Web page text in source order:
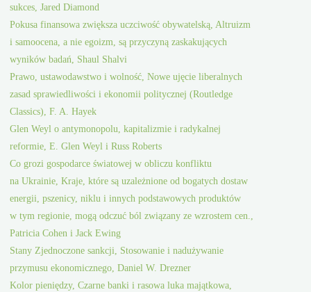
sukces, Jared Diamond
Pokusa finansowa zwiększa uczciwość obywatelską, Altruizm
i samoocena, a nie egoizm, są przyczyną zaskakujących
wyników badań, Shaul Shalvi
Prawo, ustawodawstwo i wolność, Nowe ujęcie liberalnych
zasad sprawiedliwości i ekonomii politycznej (Routledge
Classics), F. A. Hayek
Glen Weyl o antymonopolu, kapitalizmie i radykalnej
reformie, E. Glen Weyl i Russ Roberts
Co grozi gospodarce światowej w obliczu konfliktu
na Ukrainie, Kraje, które są uzależnione od bogatych dostaw
energii, pszenicy, niklu i innych podstawowych produktów
w tym regionie, mogą odczuć ból związany ze wzrostem cen.,
Patricia Cohen i Jack Ewing
Stany Zjednoczone sankcji, Stosowanie i nadużywanie
przymusu ekonomicznego, Daniel W. Drezner
Kolor pieniędzy, Czarne banki i rasowa luka majątkowa,